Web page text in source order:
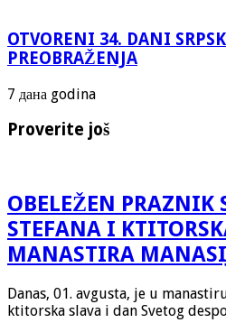
OTVORENI 34. DANI
PREOBRAŽENJA
7 дана godina
Proverite još
OBELEŽEN PRAZNIK
STEFANA I
MANASTIRA
Danas, 01. avgusta, je u
ktitorska slava i dan Svetog